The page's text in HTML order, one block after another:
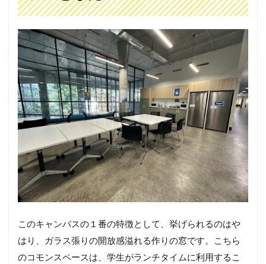
このキャンパスの１番の特徴として、挙げられるのはや
はり、ガラス張りの開放感溢れる作りの窓です。こちら
のコモンスペースは、学生がランチタイムに利用するこ